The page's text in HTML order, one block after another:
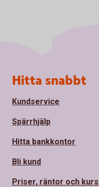
Sidfot
Hitta snabbt
Kundservice
Spärrhjälp
Hitta bankkontor
Bli kund
Priser, räntor och